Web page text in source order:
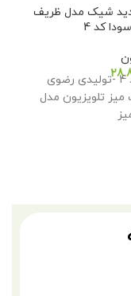
کد 4
میز تلویزیون مدل سودا کد 4 -تولیدی رضوی
تلویزیون مدل